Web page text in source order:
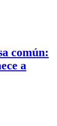
común:
a